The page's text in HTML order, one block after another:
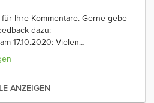
Ihre Kommentare. Gerne gebe
dazu:
17.10.2020: Vielen…
ANZEIGEN